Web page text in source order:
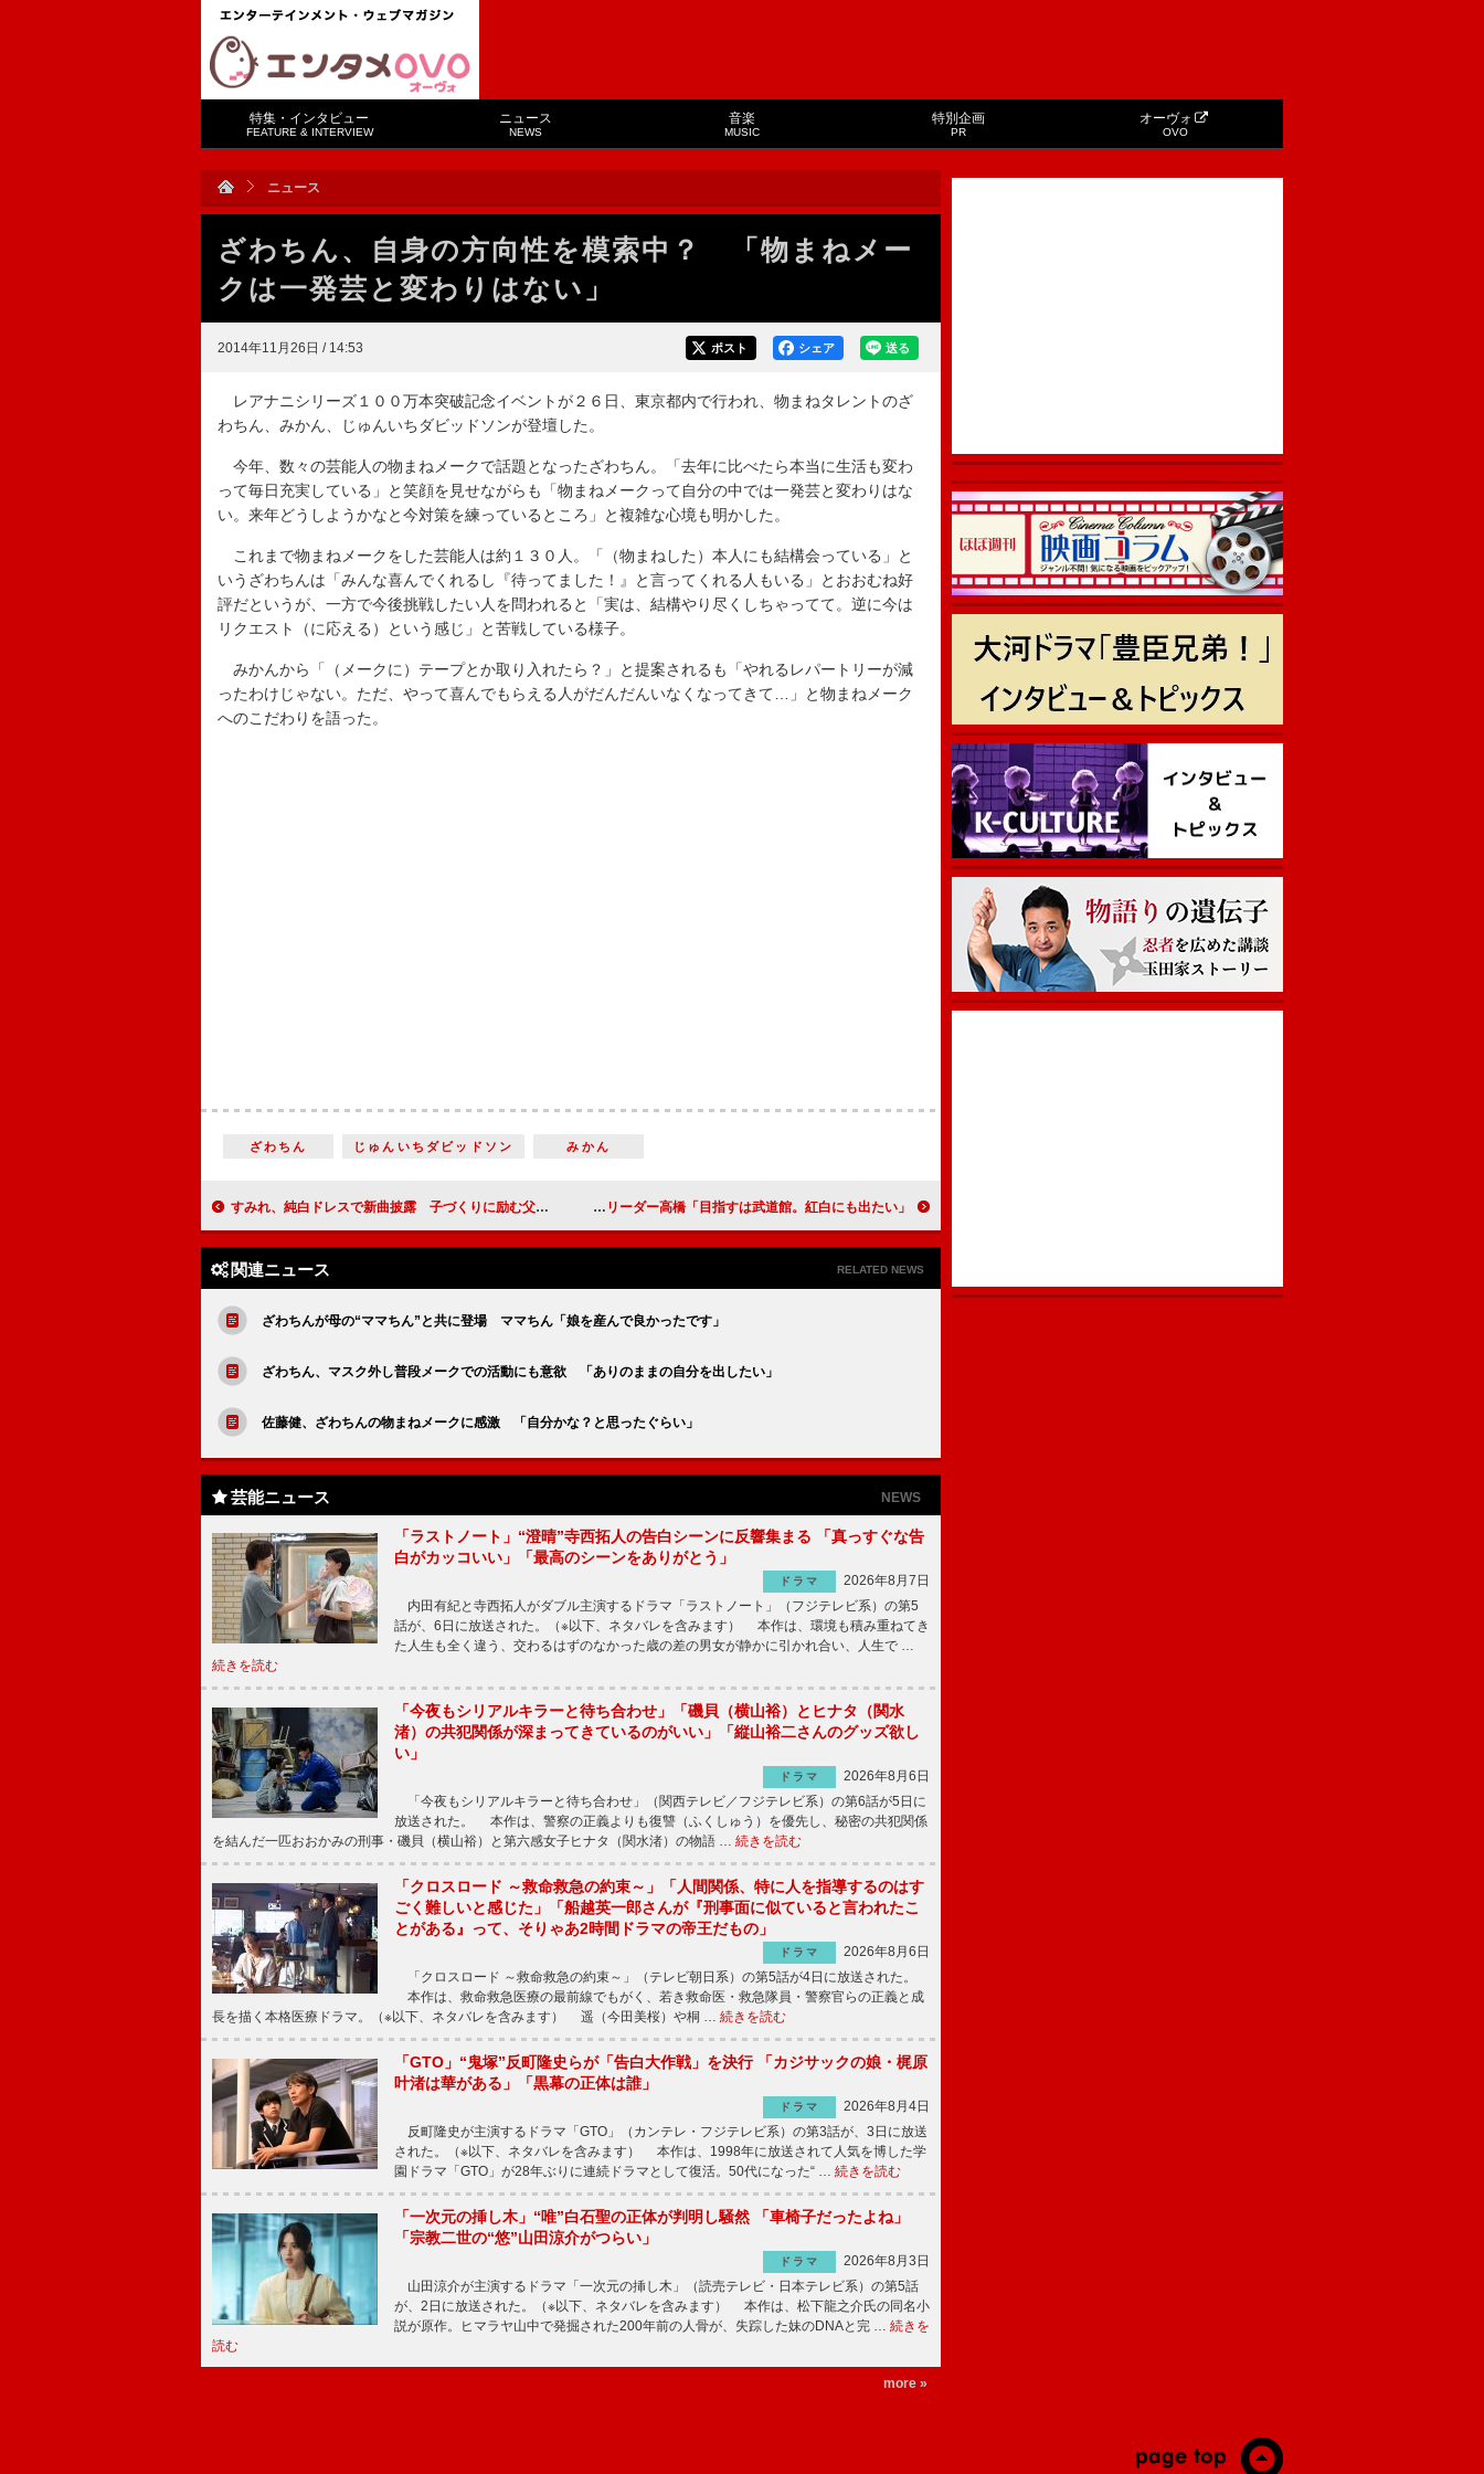
特集・インタビュー
FEATURE & INTERVIEW
ニュース
NEWS
音楽
MUSIC
特別企画
PR
オーヴォ
OVO
ニュース
ざわちん、自身の方向性を模索中？ 「物まねメー
クは一発芸と変わりはない」
2014年11月26日 / 14:53 送る
シェア
ポスト
レアナニシリーズ１００万本突破記念イベントが２６日、東京都内で行われ、物まねタレントのざ
わちん、みかん、じゅんいちダビッドソンが登壇した。
今年、数々の芸能人の物まねメークで話題となったざわちん。「去年に比べたら本当に生活も変わ
って毎日充実している」と笑顔を見せながらも「物まねメークって自分の中では一発芸と変わりはな
い。来年どうしようかなと今対策を練っているところ」と複雑な心境も明かした。
これまで物まねメークをした芸能人は約１３０人。「（物まねした）本人にも結構会っている」と
いうざわちんは「みんな喜んでくれるし『待ってました！』と言ってくれる人もいる」とおおむね好
評だというが、一方で今後挑戦したい人を問われると「実は、結構やり尽くしちゃってて。逆に今は
リクエスト（に応える）という感じ」と苦戦している様子。
みかんから「（メークに）テープとか取り入れたら？」と提案されるも「やれるレパートリーが減
ったわけじゃない。ただ、やって喜んでもらえる人がだんだんいなくなってきて…」と物まねメーク
へのこだわりを語った。
ざわちん じゅんいちダビッドソン みかん
すみれ、純白ドレスで新曲披露 子づくりに励む父・石田純一を案じる 乙女新党、６人体制で“第二幕”突入 リーダー高橋「目指すは武道館。紅白にも出たい」
関連ニュース RELATED NEWS
ざわちんが母の“ママちん”と共に登場 ママちん「娘を産んで良かったです」
ざわちん、マスク外し普段メークでの活動にも意欲 「ありのままの自分を出したい」
佐藤健、ざわちんの物まねメークに感激 「自分かな？と思ったぐらい」
芸能ニュース NEWS
「ラストノート」“澄晴”寺西拓人の告白シーンに反響集まる 「真っすぐな告
白がカッコいい」「最高のシーンをありがとう」
ドラマ
2026年8月7日
内田有紀と寺西拓人がダブル主演するドラマ「ラストノート」（フジテレビ系）の第5
話が、6日に放送された。（※以下、ネタバレを含みます） 本作は、環境も積み重ねてき
た人生も全く違う、交わるはずのなかった歳の差の男女が静かに引かれ合い、人生で …
続きを読む
「今夜もシリアルキラーと待ち合わせ」「磯貝（横山裕）とヒナタ（関水
渚）の共犯関係が深まってきているのがいい」「縦山裕二さんのグッズ欲し
い」
ドラマ
2026年8月6日
「今夜もシリアルキラーと待ち合わせ」（関西テレビ／フジテレビ系）の第6話が5日に
放送された。 本作は、警察の正義よりも復讐（ふくしゅう）を優先し、秘密の共犯関係
を結んだ一匹おおかみの刑事・磯貝（横山裕）と第六感女子ヒナタ（関水渚）の物語 … 続きを読む
「クロスロード ～救命救急の約束～」「人間関係、特に人を指導するのはす
ごく難しいと感じた」「船越英一郎さんが『刑事面に似ていると言われたこ
とがある』って、そりゃあ2時間ドラマの帝王だもの」
ドラマ
2026年8月6日
「クロスロード ～救命救急の約束～」（テレビ朝日系）の第5話が4日に放送された。
本作は、救命救急医療の最前線でもがく、若き救命医・救急隊員・警察官らの正義と成
長を描く本格医療ドラマ。（※以下、ネタバレを含みます） 遥（今田美桜）や桐 … 続きを読む
「GTO」“鬼塚”反町隆史らが「告白大作戦」を決行 「カジサックの娘・梶原
叶渚は華がある」「黒幕の正体は誰」
ドラマ
2026年8月4日
反町隆史が主演するドラマ「GTO」（カンテレ・フジテレビ系）の第3話が、3日に放送
された。（※以下、ネタバレを含みます） 本作は、1998年に放送されて人気を博した学
園ドラマ「GTO」が28年ぶりに連続ドラマとして復活。50代になった“ … 続きを読む
「一次元の挿し木」“唯”白石聖の正体が判明し騒然 「車椅子だったよね」
「宗教二世の“悠”山田涼介がつらい」
ドラマ
2026年8月3日
山田涼介が主演するドラマ「一次元の挿し木」（読売テレビ・日本テレビ系）の第5話
が、2日に放送された。（※以下、ネタバレを含みます） 本作は、松下龍之介氏の同名小
説が原作。ヒマラヤ山中で発掘された200年前の人骨が、失踪した妹のDNAと完 … 続きを
読む
more »